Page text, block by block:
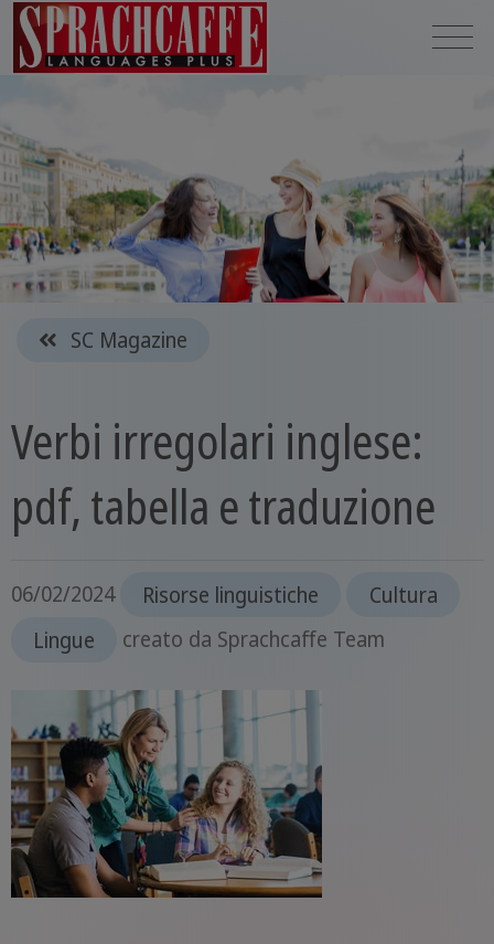
SC Magazine
Verbi irregolari inglese:
pdf, tabella e traduzione
06/02/2024 Risorse linguistiche
Cultura
Lingue
creato da Sprachcaffe Team